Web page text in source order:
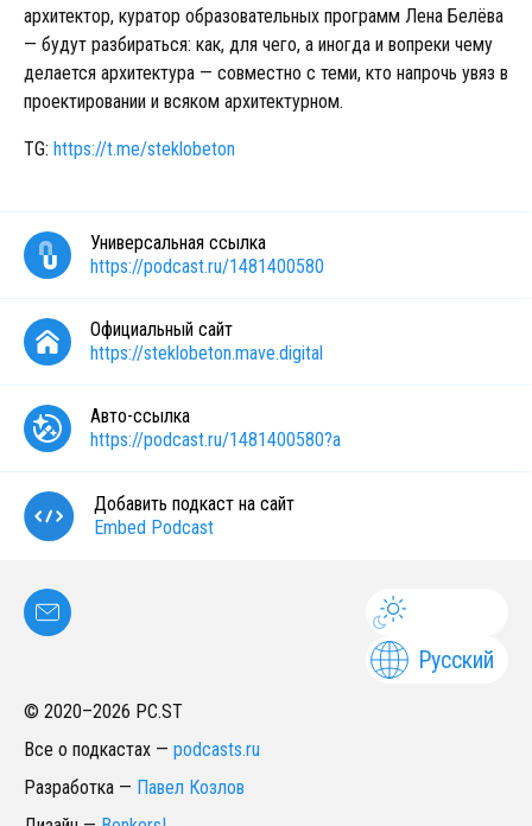
архитектор, куратор образовательных программ Лена Белёва
— будут разбираться: как, для чего, а иногда и вопреки чему
делается архитектура — совместно с теми, кто напрочь увяз в
проектировании и всяком архитектурном.
TG: https://t.me/steklobeton
Универсальная ссылка
https://podcast.ru/1481400580
Официальный сайт
https://steklobeton.mave.digital
Авто-ссылка
https://podcast.ru/1481400580?a
Добавить подкаст на сайт
Embed Podcast
Русский
© 2020–2026 PC.ST
Все о подкастах — podcasts.ru
Разработка — Павел Козлов